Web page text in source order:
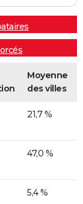
Moyenne
des villes
21,7 %
47,0 %
5,4 %